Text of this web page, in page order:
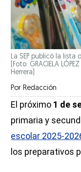
La SEP publicó la
(Foto: GRACIELA
Herrera)
Por Redacción
El próximo 1 de
primaria y
escolar 2025-
los preparativos